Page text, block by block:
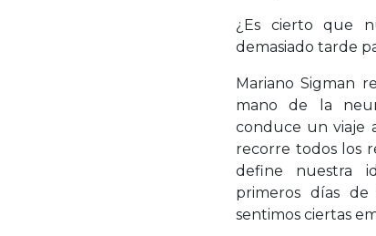
¿Es cierto que
demasiado tarde
Mariano Sigman
mano de la
conduce un viaje
recorre todos los
define nuestra
primeros días de
sentimos ciertas